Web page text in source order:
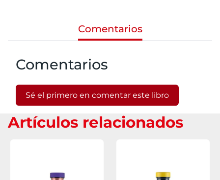
Comentarios
Comentarios
Sé el primero en comentar este libro
Artículos relacionados